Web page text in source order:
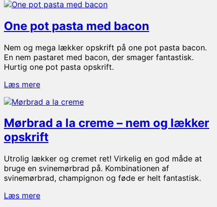
pasta
kylling
–
cremet
og
nem
aftensmad
One pot pasta med bacon
Nem og mega lækker opskrift på one pot pasta bacon.
En nem pastaret med bacon, der smager fantastisk.
Hurtig one pot pasta opskrift.
Læs mereOne
pasta
bacon
Mørbrad a la creme – nem og lækker
opskrift
Utrolig lækker og cremet ret! Virkelig en god måde at
bruge en svinemørbrad på. Kombinationen af
svinemørbrad, champignon og føde er helt fantastisk.
Læs mereMørbrad